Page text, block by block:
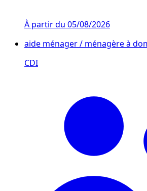
À partir du 05/08/2026
aide ménager / ménagère à
CDI